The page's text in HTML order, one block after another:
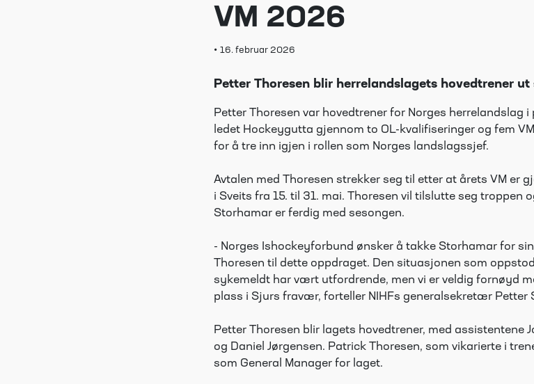
VM 2026
• 16. februar 2026
Petter Thoresen blir herrelandslagets hovedtrener ut
Petter Thoresen var hovedtrener for Norges herrelandslag
ledet Hockeygutta gjennom to OL-kvalifiseringer og fem
for å tre inn igjen i rollen som Norges landslagssjef.
Avtalen med Thoresen strekker seg til etter at årets VM er
i Sveits fra 15. til 31. mai. Thoresen vil tilslutte seg troppen
Storhamar er ferdig med sesongen.
- Norges Ishockeyforbund ønsker å takke Storhamar for
Thoresen til dette oppdraget. Den situasjonen som
sykemeldt har vært utfordrende, men vi er veldig fornøyd
plass i Sjurs fravær, forteller NIHFs generalsekretær Petter
Petter Thoresen blir lagets hovedtrener, med assistentene
og Daniel Jørgensen. Patrick Thoresen, som vikarierte i
som General Manager for laget.